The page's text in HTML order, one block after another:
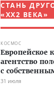
СТАНЬ
«XX2 ВЕКА»
КОСМОС
Европейское
агентство
с
31 июля